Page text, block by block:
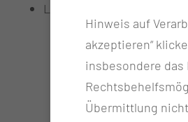
Laparoskopische
Gallenblase
Blinddarm
Milz (Splenektomie)
Bauchwand-,
Reflux-Krankheit
Hinweis auf
akzeptieren“
insbesondere das
Übermittlung